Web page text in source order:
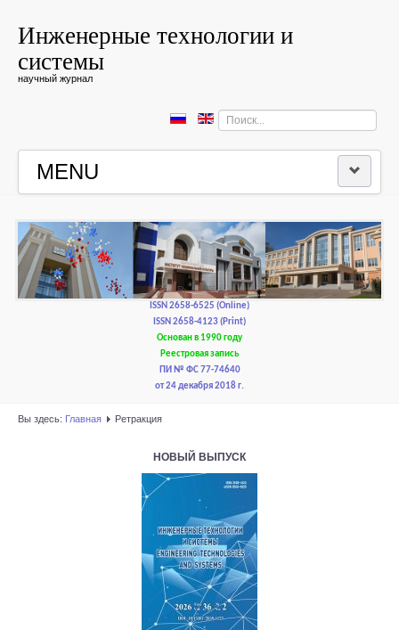
Инженерные технологии и
системы
научный журнал
Искать...
MENU
РЕДКОЛЛЕГИЯ
РЕДАКЦИОННАЯ ПОЛИТИКА И ЭТИКА
ISSN 2658-6525 (Online)
ISSN 2658-4123 (Print)
Основан в 1990 году
Реестровая запись
ПИ № ФС 77-74640
от 24 декабря 2018 г.
Вы здесь: Главная Ретракция
НОВЫЙ ВЫПУСК